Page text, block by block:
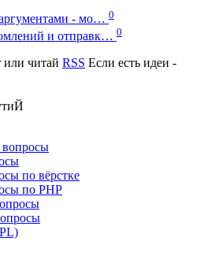
- мо… 0
и отправк… 0
или читай RSS Если есть идеи -
по вёрстке
по PHP